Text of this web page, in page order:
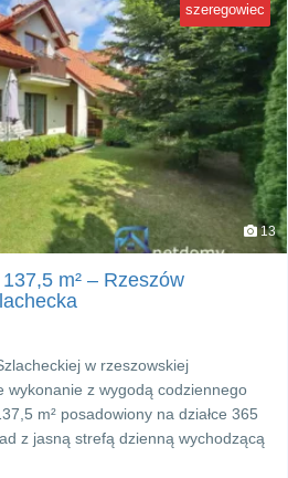
szeregowiec
13
m² – Rzeszów
w rzeszowskiej
wykonanie z wygodą codziennego
m² posadowiony na działce 365
z jasną strefą dzienną wychodzącą